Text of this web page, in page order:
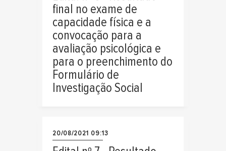
final no exame de
capacidade física e a
convocação para a
avaliação psicológica e
para o preenchimento do
Formulário de
Investigação Social
20/08/2021 09:13